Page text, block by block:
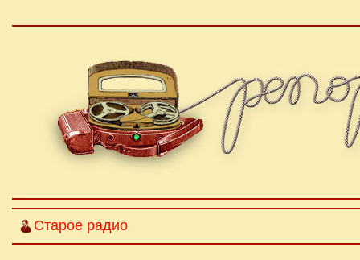
Старое радио